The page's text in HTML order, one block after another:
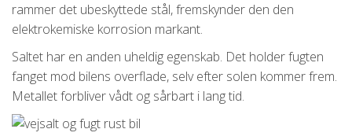
rammer det ubeskyttede stål, fremskynder den den
elektrokemiske korrosion markant.
Saltet har en anden uheldig egenskab. Det holder fugten
fanget mod bilens overflade, selv efter solen kommer frem.
Metallet forbliver vådt og sårbart i lang tid.